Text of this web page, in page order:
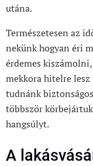
utána.
Természetesen az
nekünk hogyan éri
érdemes
mekkora hitelre
tudnánk
többször
hangsúlyt.
A